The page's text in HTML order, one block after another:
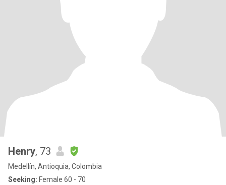
Henry, 73
Medellín, Antioquia, Colombia
Seeking: Female 60 - 70